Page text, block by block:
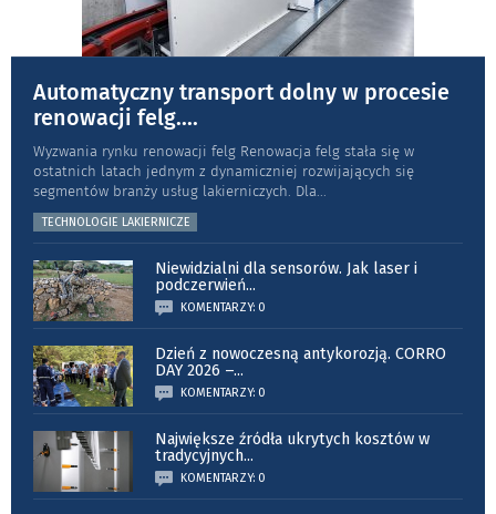
Automatyczny transport dolny w procesie
renowacji felg....
Wyzwania rynku renowacji felg Renowacja felg stała się w
ostatnich latach jednym z dynamiczniej rozwijających się
segmentów branży usług lakierniczych. Dla...
TECHNOLOGIE LAKIERNICZE
Niewidzialni dla sensorów. Jak laser i
podczerwień...
KOMENTARZY: 0
Dzień z nowoczesną antykorozją. CORRO
DAY 2026 –...
KOMENTARZY: 0
Największe źródła ukrytych kosztów w
tradycyjnych...
KOMENTARZY: 0